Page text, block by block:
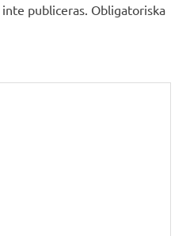
publiceras. Obligatoriska